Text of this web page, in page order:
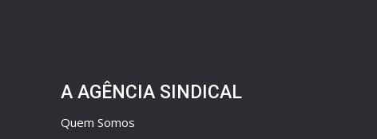
A AGÊNCIA SINDICAL
Quem Somos